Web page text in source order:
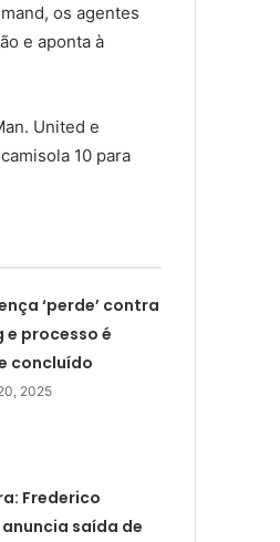
os agentes
e aponta à
United e
10 para
‘perde’ contra
e processo é
concluído
2025
Frederico
saída de